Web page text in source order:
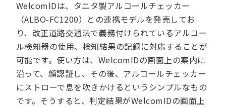
WelcomIDは、タニタ製アルコールチェッカー
（ALBO-FC1200）との連携モデルを発売してお
り、改正道路交通法で義務付けられているアルコー
ル検知器の使用、検知結果の記録に対応することが
可能です。使い方は、WelcomIDの画面上の案内に
沿って、顔認証し、その後、アルコールチェッカー
にストローで息を吹きかけるというシンプルなもの
です。そうすると、判定結果がWelcomIDの画面上